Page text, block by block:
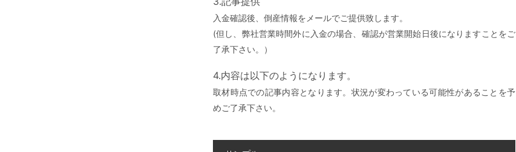
入金確認後、倒産情報をメールでご提供致します。
(但し、弊社営業時間外に入金の場合、確認が営業開始日後になりますことをご
了承下さい。）
4.内容は以下のようになります。
取材時点での記事内容となります。状況が変わっている可能性があることを予
めご了承下さい。